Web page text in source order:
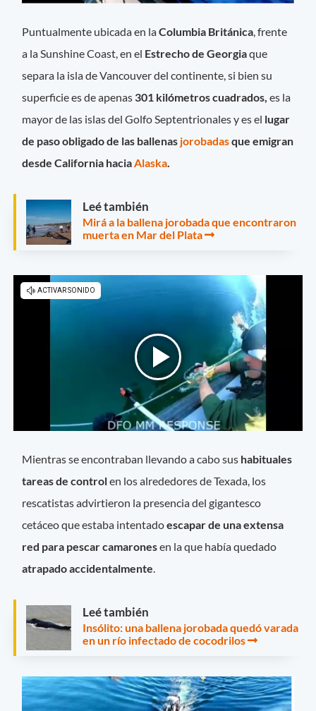
Puntualmente ubicada en laColumbia Británica, frente
a la Sunshine Coast, en el Estrecho de Georgiaque
separa la isla de Vancouver del continente, si bien su
superficie es de apenas 301 kilómetros cuadrados, es la
mayor de las islas del Golfo Septentrionales y es el lugar
de paso obligado de las ballenas jorobadasque emigran
desde California haciaAlaska.
Leé también
Mirá a la ballena jorobada que encontraron
muerta en Mar del Plata
Mientras se encontraban llevando a cabo sus habituales
tareas de controlen los alrededores de Texada, los
rescatistas advirtieron la presencia del gigantesco
cetáceo que estaba intentadoescapar de una extensa
red para pescar camaronesen la que había quedado
atrapado accidentalmente.
Leé también
Insólito: una ballena jorobada quedó varada
en un río infectado de cocodrilos